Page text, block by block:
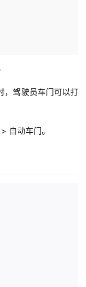
，驾驶员车门可以打
自动车门。